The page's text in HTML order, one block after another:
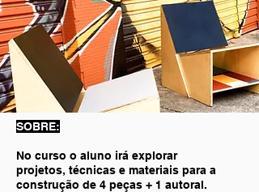
SOBRE:
No curso o aluno irá explorar
projetos, técnicas e materiais para a
construção de 4 peças + 1 autoral.